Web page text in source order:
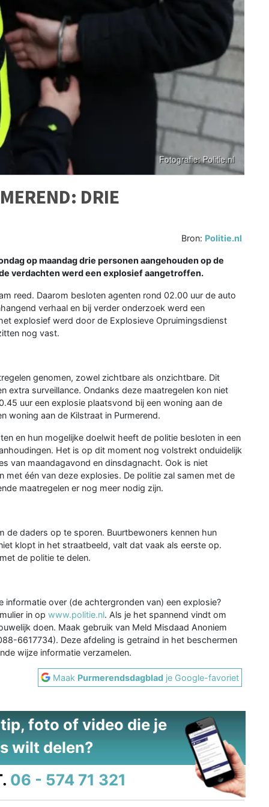
DRIE
Bron: Politie.nl
op maandag drie personen aangehouden op de
verdachten werd een explosief aangetroffen.
reed. Daarom besloten agenten rond 02.00 uur de auto
verhaal en bij verder onderzoek werd een
explosief werd door de Explosieve Opruimingsdienst
nog vast.
genomen, zowel zichtbare als onzichtbare. Dit
extra surveillance. Ondanks deze maatregelen kon niet
uur een explosie plaatsvond bij een woning aan de
woning aan de Kilstraat in Purmerend.
en hun mogelijke doelwit heeft de politie besloten in een
Het is op dit moment nog volstrekt onduidelijk
van maandagavond en dinsdagnacht. Ook is niet
één van deze explosies. De politie zal samen met de
maatregelen er nog meer nodig zijn.
daders op te sporen. Buurtbewoners kennen hun
klopt in het straatbeeld, valt dat vaak als eerste op.
de politie te delen.
informatie over (de achtergronden van) een explosie?
in op www.politie.nl. Als je het spannend vindt om
doen. Maak gebruik van Meld Misdaad Anoniem
6617734). Deze afdeling is getraind in het beschermen
wijze informatie verzamelen.
Maak Purmerendsdagblad je Google-favoriet
foto of video die je
wilt delen?
06 - 574 71 321